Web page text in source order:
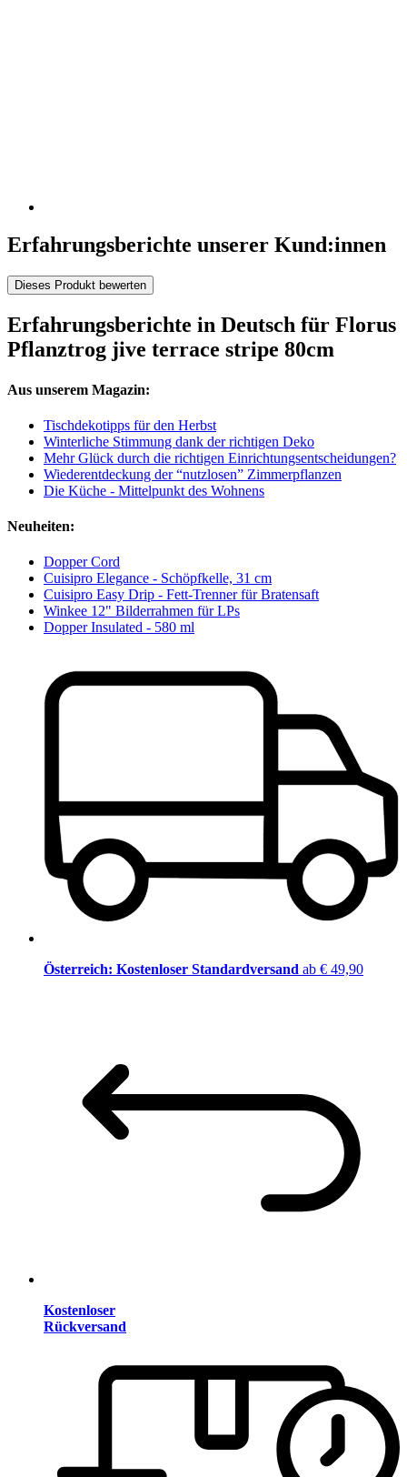
Erfahrungsberichte unserer Kund:innen
Dieses Produkt bewerten
Erfahrungsberichte in Deutsch für Florus
Pflanztrog jive terrace stripe 80cm
Aus unserem Magazin:
Tischdekotipps für den Herbst
Winterliche Stimmung dank der richtigen Deko
Mehr Glück durch die richtigen Einrichtungsentscheidungen?
Wiederentdeckung der “nutzlosen” Zimmerpflanzen
Die Küche - Mittelpunkt des Wohnens
Neuheiten:
Dopper Cord
Cuisipro Elegance - Schöpfkelle, 31 cm
Cuisipro Easy Drip - Fett-Trenner für Bratensaft
Winkee 12" Bilderrahmen für LPs
Dopper Insulated - 580 ml
Österreich: Kostenloser Standardversand ab € 49,90
Kostenloser
Rückversand